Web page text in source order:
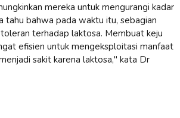
mereka untuk mengurangi kadar
tahu bahwa pada waktu itu, sebagian
terhadap laktosa. Membuat keju
efisien untuk mengeksploitasi manfaat
sakit karena laktosa," kata Dr